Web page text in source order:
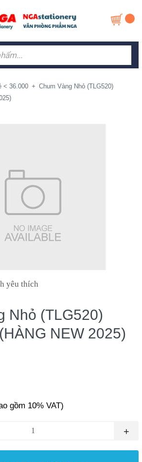
< 36.000 + Chum Vàng Nhỏ (TLG520)
yêu thích
Nhỏ (TLG520)
NEW 2025)
gồm 10% VAT)
+